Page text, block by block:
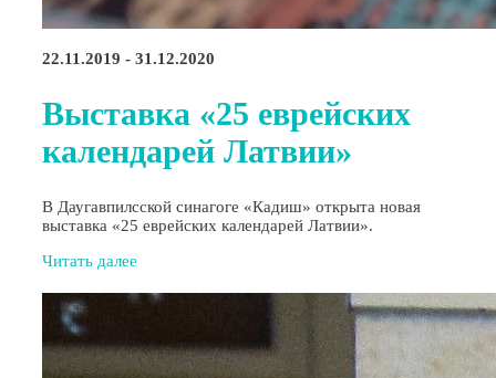
22.11.2019 - 31.12.2020
Выставка «25 еврейских
календарей Латвии»
В Даугавпилсской синагоге «Кадиш» открыта новая
выставка «25 еврейских календарей Латвии».
Читать далее